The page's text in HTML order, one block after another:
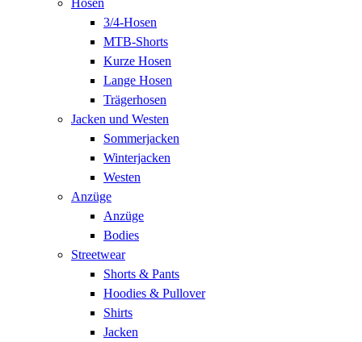
3/4-Hosen
MTB-Shorts
Kurze Hosen
Lange Hosen
Trägerhosen
Jacken und Westen
Sommerjacken
Winterjacken
Westen
Anzüge
Anzüge
Bodies
Streetwear
Shorts & Pants
Hoodies & Pullover
Shirts
Jacken